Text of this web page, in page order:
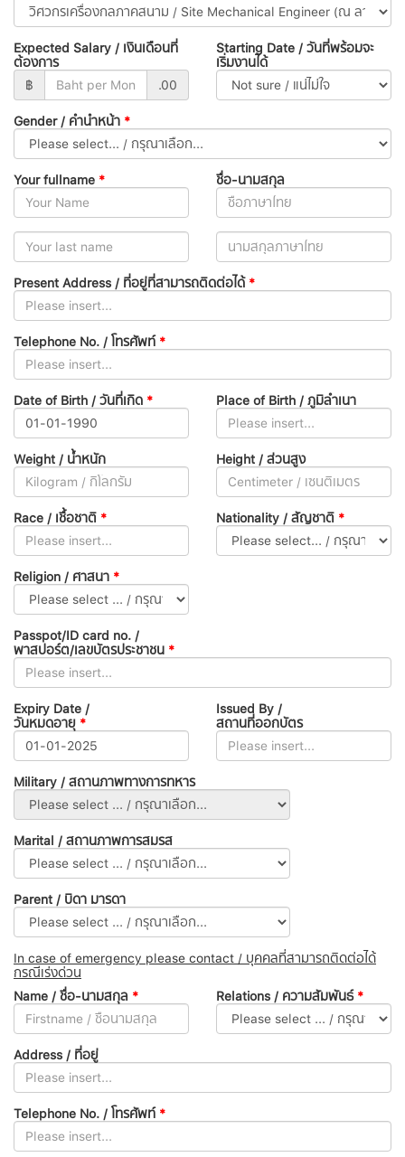
Expected Salary / เงินเดือนที่
ต้องการ
฿
.00
Starting Date / วันที่พร้อมจะ
เริ่มงานได้
Gender / คำนำหน้า *
Your fullname * ชื่อ-นามสกุล
Present Address / ที่อยู่ที่สามารถติดต่อได้ *
Telephone No. / โทรศัพท์ *
Date of Birth / วันที่เกิด * Place of Birth / ภูมิลำเนา
Weight / น้ำหนัก Height / ส่วนสูง
Race / เชื้อชาติ * Nationality / สัญชาติ *
Religion / ศาสนา *
Passpot/ID card no. /
พาสปอร์ต/เลขบัตรประชาชน *
Expiry Date /
วันหมดอายุ *
Issued By /
สถานที่ออกบัตร
Military / สถานภาพทางการทหาร
Marital / สถานภาพการสมรส
Parent / บิดา มารดา
In case of emergency please contact / บุคคลที่สามารถติดต่อได้
กรณีเร่งด่วน
Name / ชื่อ-นามสกุล * Relations / ความสัมพันธ์ *
Address / ที่อยู่
Telephone No. / โทรศัพท์ *